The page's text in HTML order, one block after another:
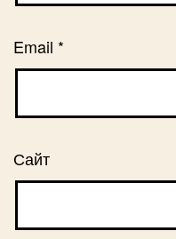
Email *
Сайт